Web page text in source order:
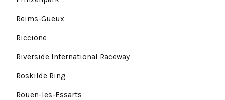
Reims-Gueux
Riccione
Riverside International Raceway
Roskilde Ring
Rouen-les-Essarts